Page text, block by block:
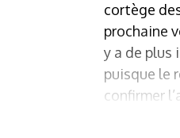
cortège
prochaine
y a de plus
puisque le
confirmer